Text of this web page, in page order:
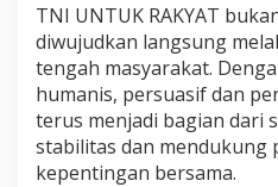
TNI UNTUK RAKYAT
diwujudkan langsung
tengah masyarakat.
humanis, persuasif dan
terus menjadi bagian dari
stabilitas dan mendukung
kepentingan bersama.